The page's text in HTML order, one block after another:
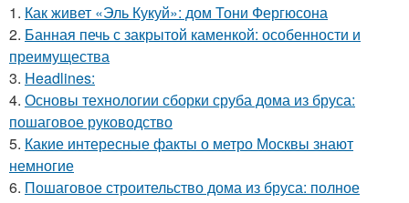
1. Как живет «Эль Кукуй»: дом Тони Фергюсона
2. Банная печь с закрытой каменкой: особенности и
преимущества
3. Headlines:
4. Основы технологии сборки сруба дома из бруса:
пошаговое руководство
5. Какие интересные факты о метро Москвы знают
немногие
6. Пошаговое строительство дома из бруса: полное